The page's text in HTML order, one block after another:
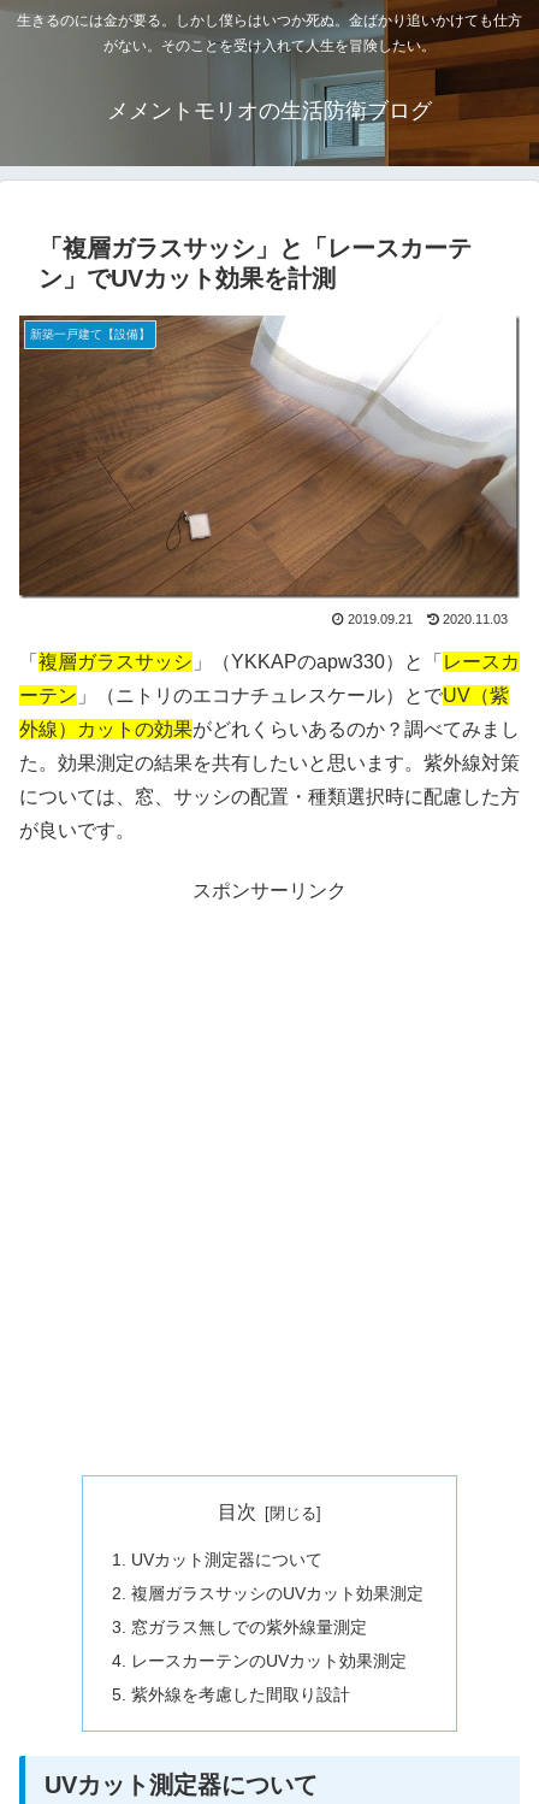
生きるのには金が要る。しかし僕らはいつか死ぬ。金ばかり追いかけても仕方
がない。そのことを受け入れて人生を冒険したい。
メメントモリオの生活防衛ブログ
「複層ガラスサッシ」と「レースカーテ
ン」でUVカット効果を計測
新築一戸建て【設備】
2019.09.21 2020.11.03
「 複層ガラスサッシ 」（YKKAPのapw330）と「 レースカ
ーテン 」（ニトリのエコナチュレスケール）とでUV（紫
外線）カットの効果がどれくらいあるのか？調べてみまし
た。効果測定の結果を共有したいと思います。紫外線対策
については、窓、サッシの配置・種類選択時に配慮した方
が良いです。
スポンサーリンク
目次
UVカット測定器について
複層ガラスサッシのUVカット効果測定
窓ガラス無しでの紫外線量測定
レースカーテンのUVカット効果測定
紫外線を考慮した間取り設計
UVカット測定器について